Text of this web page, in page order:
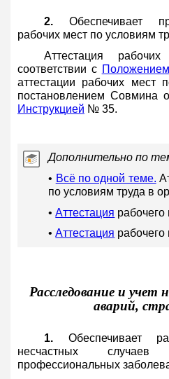
2.Обеспечивает
рабочих мест по условиям
Аттестация
соответствии с Положением
аттестации рабочих мест
постановлением
Инструкцией № 35.
Дополнительно по
• Всё по одной теме.
по условиям труда в
•Аттестация рабочего
•Аттестация
Расследование и учет
аварий,
1.Обеспечивает
несчастных
профессиональных